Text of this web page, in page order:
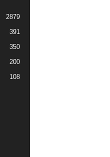
2879
391
350
200
108